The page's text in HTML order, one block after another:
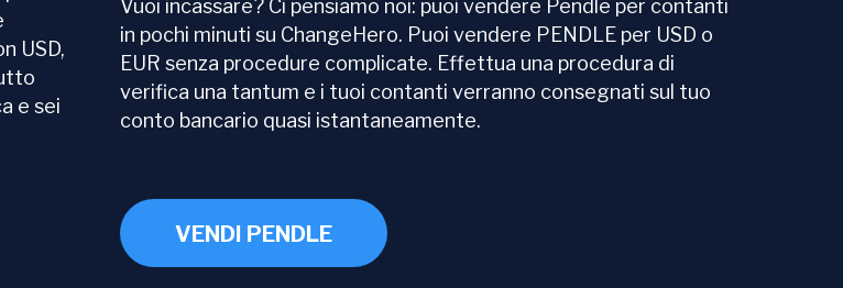
USD,
e sei
Vuoi incassare? Ci pensiamo noi: puoi vendere Pendle per contanti
in pochi minuti su ChangeHero. Puoi vendere PENDLE per USD o
EUR senza procedure complicate. Effettua una procedura di
verifica una tantum e i tuoi contanti verranno consegnati sul tuo
conto bancario quasi istantaneamente.
VENDI PENDLE